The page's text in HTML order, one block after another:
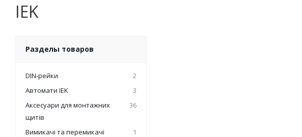
IEK
Разделы товаров
DIN-рейки
2
Автомати IEK
3
Аксесуари для монтажних
щитів
36
Вимикачі та перемикачі
1